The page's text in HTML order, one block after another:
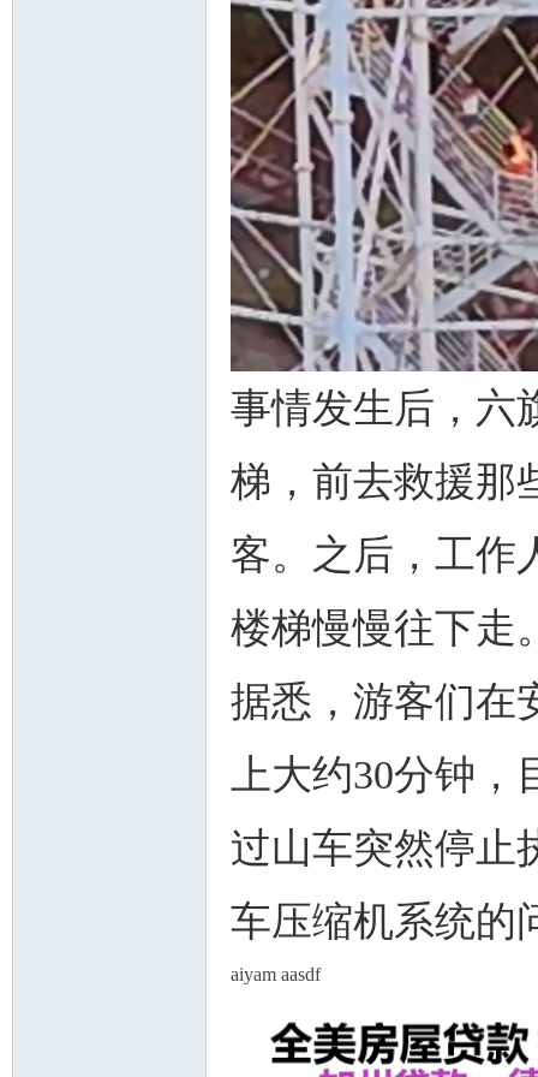
事情发生后，六
梯，前去救援那
客。之后，工作
楼梯慢慢往下走
据悉，游客们在
上大约30分钟
过山车突然停止
车压缩机系统的
aiyam aasdf